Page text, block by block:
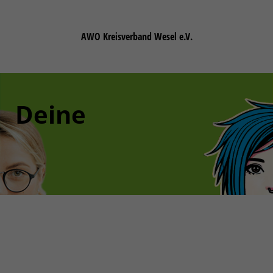
AWO Kreisverband Wesel e.V.
Deine